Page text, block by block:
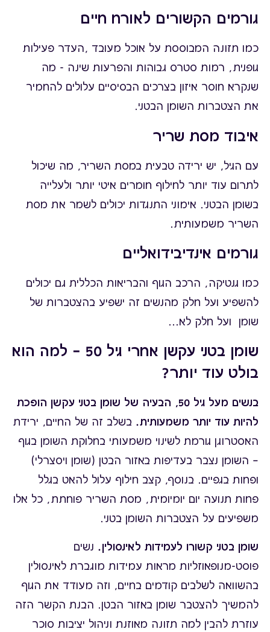
גורמים הקשורים לאורח חיים
כמו תזונה המבוססת על אוכל מעובד ,העדר פעילות
גופנית, רמות סטרס גבוהות והפרעות שינה - מה
שנקרא חוסר איזון בצרכים הבסיסיים עלולים להחמיר
את הצטברות השומן הבטני.
איבוד מסת שריר
עם הגיל, יש ירידה טבעית במסת השריר, מה שיכול
לתרום עוד יותר לחילוף חומרים איטי יותר ולעלייה
בשומן הבטני. אימוני התנגדות יכולים לשמר את מסת
השריר משמעותית.
גורמים אינדיבידואליים
כמו גנטיקה, הרכב הגוף והבריאות הכללית גם יכולים
להשפיע ועל חלק מהנשים זה ישפיע בהצטברות של
שומן ועל חלק לא...
שומן בטני עקשן אחרי גיל 50 — למה הוא
בולט עוד יותר?
בנשים מעל גיל 50, הבעיה של שומן בטני עקשן הופכת
להיות עוד יותר משמעותית. בשלב זה של החיים, ירידת
האסטרוגן גורמת לשינוי משמעותי בחלוקת השומן בגוף
— השומן נצבר בעדיפות באזור הבטן (שומן ויסצרלי)
ופחות בגפיים. בנוסף, קצב חילוף עלול להאט בגלל
פחות תנועה יום יומיומית, מסת השריר פוחתת, כל אלו
משפיעים על הצטברות השומן בטני.
שומן בטני קשורו לעמידות לאינסולין. נשים
פוסט-מנופאוזליות מראות עמידות מוגברת לאינסולין
בהשוואה לשלבים קודמים בחיים, וזה מעודד את הגוף
להמשיך להצטבר שומן באזור הבטן. הבנת הקשר הזה
עוזרת להבין למה תזונה מאוזנת וניהול יציבות סוכר